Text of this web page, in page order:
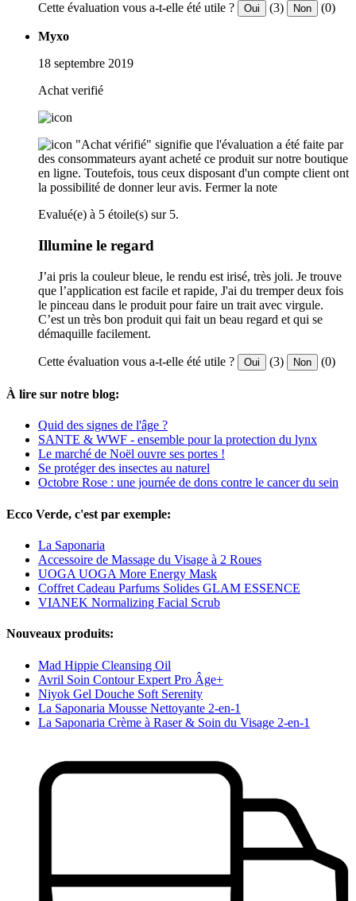
Cette évaluation vous a-t-elle été utile ? Oui (3) Non (0)
Myxo
18 septembre 2019
Achat verifié
"Achat vérifié" signifie que l'évaluation a été faite par
des consommateurs ayant acheté ce produit sur notre boutique
en ligne. Toutefois, tous ceux disposant d'un compte client ont
la possibilité de donner leur avis. Fermer la note
Evalué(e) à 5 étoile(s) sur 5.
Illumine le regard
J’ai pris la couleur bleue, le rendu est irisé, très joli. Je trouve
que l’application est facile et rapide, J'ai du tremper deux fois
le pinceau dans le produit pour faire un trait avec virgule.
C’est un très bon produit qui fait un beau regard et qui se
démaquille facilement.
Cette évaluation vous a-t-elle été utile ? Oui (3) Non (0)
À lire sur notre blog:
Quid des signes de l'âge ?
SANTE & WWF - ensemble pour la protection du lynx
Le marché de Noël ouvre ses portes !
Se protéger des insectes au naturel
Octobre Rose : une journée de dons contre le cancer du sein
Ecco Verde, c'est par exemple:
La Saponaria
Accessoire de Massage du Visage à 2 Roues
UOGA UOGA More Energy Mask
Coffret Cadeau Parfums Solides GLAM ESSENCE
VIANEK Normalizing Facial Scrub
Nouveaux produits:
Mad Hippie Cleansing Oil
Avril Soin Contour Expert Pro Âge+
Niyok Gel Douche Soft Serenity
La Saponaria Mousse Nettoyante 2-en-1
La Saponaria Crème à Raser & Soin du Visage 2-en-1